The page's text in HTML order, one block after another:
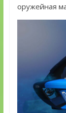
оружейная